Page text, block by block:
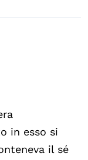
in esso si
il sé